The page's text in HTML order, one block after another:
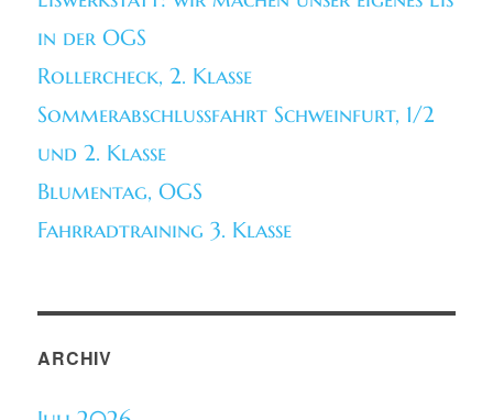
in der OGS
Rollercheck, 2. Klasse
Sommerabschlussfahrt Schweinfurt, 1/2
und 2. Klasse
Blumentag, OGS
Fahrradtraining 3. Klasse
ARCHIV